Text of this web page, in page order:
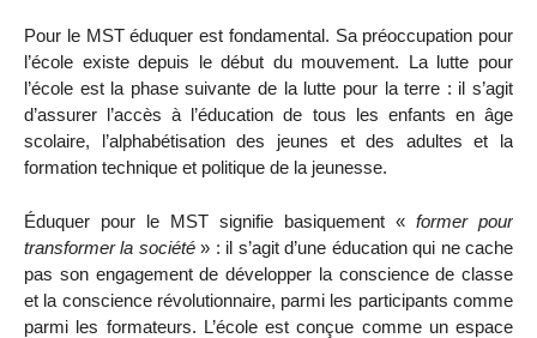
Pour le MST éduquer est fondamental. Sa préoccupation pour
l’école existe depuis le début du mouvement. La lutte pour
l’école est la phase suivante de la lutte pour la terre : il s’agit
d’assurer l’accès à l’éducation de tous les enfants en âge
scolaire, l’alphabétisation des jeunes et des adultes et la
formation technique et politique de la jeunesse.
Éduquer pour le MST signifie basiquement « former pour
transformer la société» : il s’agit d’une éducation qui ne cache
pas son engagement de développer la conscience de classe
et la conscience révolutionnaire, parmi les participants comme
parmi les formateurs. L’école est conçue comme un espace